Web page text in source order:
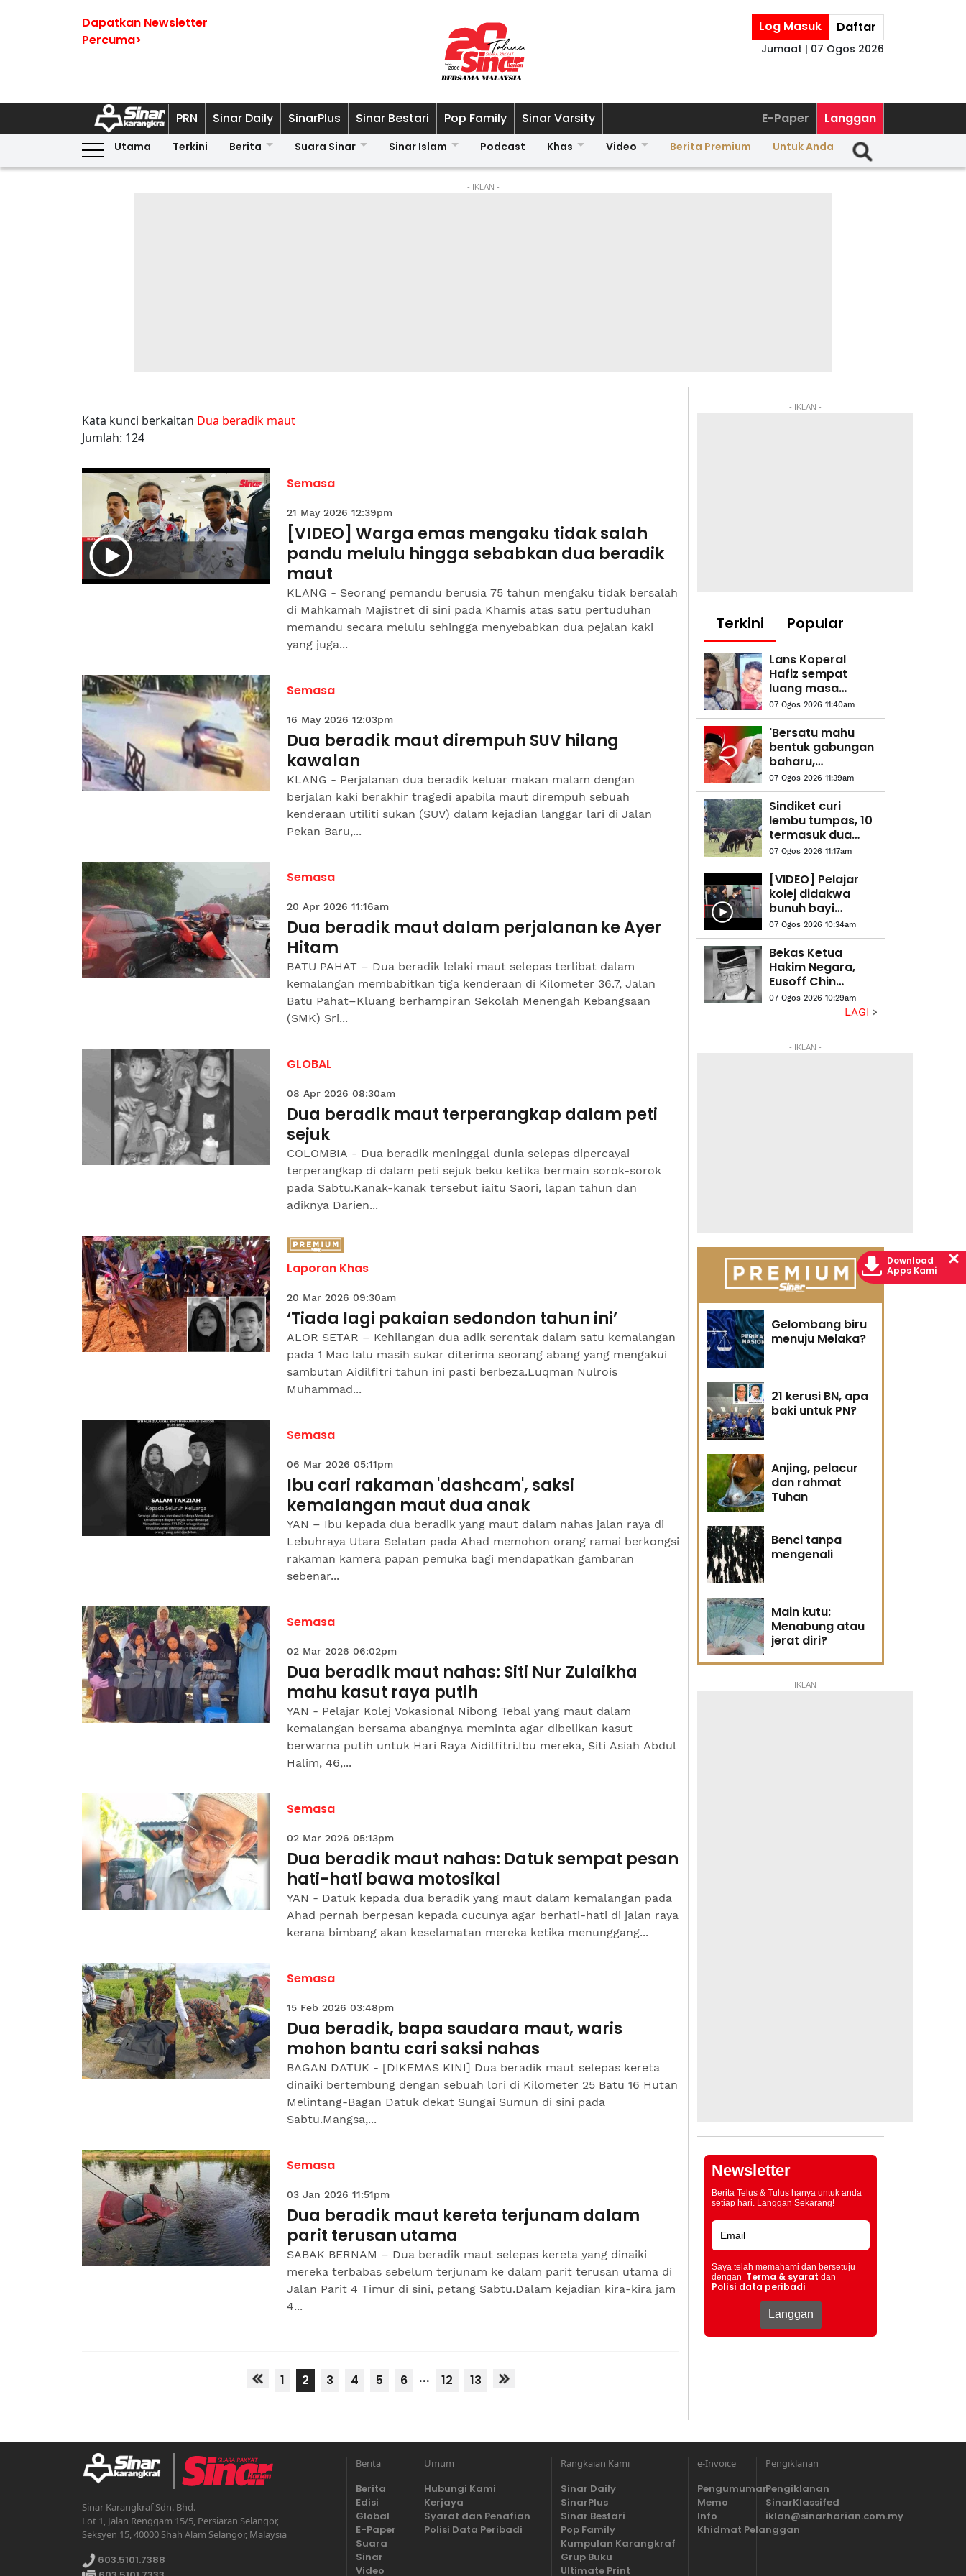
Dapatkan Newsletter
Percuma>
Log Masuk Daftar
Jumaat | 07 Ogos 2026
PRN Sinar Daily SinarPlus Sinar Bestari Pop Family Sinar Varsity E-Paper Langgan
Utama Terkini Berita Suara Sinar Sinar Islam Podcast Khas Video Berita Premium Untuk Anda
- IKLAN -
Kata kunci berkaitan Dua beradik maut
Jumlah: 124
Semasa
21 May 2026 12:39pm
[VIDEO] Warga emas mengaku tidak salah
pandu melulu hingga sebabkan dua beradik
maut
KLANG - Seorang pemandu berusia 75 tahun mengaku tidak bersalah
di Mahkamah Majistret di sini pada Khamis atas satu pertuduhan
memandu secara melulu sehingga menyebabkan dua pejalan kaki
yang juga...
Semasa
16 May 2026 12:03pm
Dua beradik maut dirempuh SUV hilang
kawalan
KLANG - Perjalanan dua beradik keluar makan malam dengan
berjalan kaki berakhir tragedi apabila maut dirempuh sebuah
kenderaan utiliti sukan (SUV) dalam kejadian langgar lari di Jalan
Pekan Baru,...
Semasa
20 Apr 2026 11:16am
Dua beradik maut dalam perjalanan ke Ayer
Hitam
BATU PAHAT – Dua beradik lelaki maut selepas terlibat dalam
kemalangan membabitkan tiga kenderaan di Kilometer 36.7, Jalan
Batu Pahat–Kluang berhampiran Sekolah Menengah Kebangsaan
(SMK) Sri...
GLOBAL
08 Apr 2026 08:30am
Dua beradik maut terperangkap dalam peti
sejuk
COLOMBIA - Dua beradik meninggal dunia selepas dipercayai
terperangkap di dalam peti sejuk beku ketika bermain sorok-sorok
pada Sabtu.Kanak-kanak tersebut iaitu Saori, lapan tahun dan
adiknya Darien...
Laporan Khas
20 Mar 2026 09:30am
‘Tiada lagi pakaian sedondon tahun ini’
ALOR SETAR – Kehilangan dua adik serentak dalam satu kemalangan
pada 1 Mac lalu masih sukar diterima seorang abang yang mengakui
sambutan Aidilfitri tahun ini pasti berbeza.Luqman Nulrois
Muhammad...
Semasa
06 Mar 2026 05:11pm
Ibu cari rakaman 'dashcam', saksi
kemalangan maut dua anak
YAN – Ibu kepada dua beradik yang maut dalam nahas jalan raya di
Lebuhraya Utara Selatan pada Ahad memohon orang ramai berkongsi
rakaman kamera papan pemuka bagi mendapatkan gambaran
sebenar...
Semasa
02 Mar 2026 06:02pm
Dua beradik maut nahas: Siti Nur Zulaikha
mahu kasut raya putih
YAN - Pelajar Kolej Vokasional Nibong Tebal yang maut dalam
kemalangan bersama abangnya meminta agar dibelikan kasut
berwarna putih untuk Hari Raya Aidilfitri.Ibu mereka, Siti Asiah Abdul
Halim, 46,...
Semasa
02 Mar 2026 05:13pm
Dua beradik maut nahas: Datuk sempat pesan
hati-hati bawa motosikal
YAN - Datuk kepada dua beradik yang maut dalam kemalangan pada
Ahad pernah berpesan kepada cucunya agar berhati-hati di jalan raya
kerana bimbang akan keselamatan mereka ketika menunggang...
Semasa
15 Feb 2026 03:48pm
Dua beradik, bapa saudara maut, waris
mohon bantu cari saksi nahas
BAGAN DATUK - [DIKEMAS KINI] Dua beradik maut selepas kereta
dinaiki bertembung dengan sebuah lori di Kilometer 25 Batu 16 Hutan
Melintang-Bagan Datuk dekat Sungai Sumun di sini pada
Sabtu.Mangsa,...
Semasa
03 Jan 2026 11:51pm
Dua beradik maut kereta terjunam dalam
parit terusan utama
SABAK BERNAM – Dua beradik maut selepas kereta yang dinaiki
mereka terbabas sebelum terjunam ke dalam parit terusan utama di
Jalan Parit 4 Timur di sini, petang Sabtu.Dalam kejadian kira-kira jam
4...
1 2 3 4 5 6 ... 12 13
- IKLAN -
Terkini Popular
Lans Koperal
Hafiz sempat
luang masa
bersama isteri,
anak sebelum
'pergi' selamanya
07 Ogos 2026 11:40am
'Bersatu mahu
bentuk gabungan
baharu,
automatik
terkeluar
daripada PN'-
Abdul Hadi
07 Ogos 2026 11:39am
Sindiket curi
lembu tumpas, 10
termasuk dua
wanita ada rekod
dadah, jenayah
ditahan
07 Ogos 2026 11:17am
[VIDEO] Pelajar
kolej didakwa
bunuh bayi
berdepan
hukuman mati,
teman lelaki
dibebaskan
07 Ogos 2026 10:34am
Bekas Ketua
Hakim Negara,
Eusoff Chin
meninggal dunia
07 Ogos 2026 10:29am
LAGI
- IKLAN -
Gelombang biru
menuju Melaka?
21 kerusi BN, apa
baki untuk PN?
Anjing, pelacur
dan rahmat
Tuhan
Benci tanpa
mengenali
Main kutu:
Menabung atau
jerat diri?
- IKLAN -
Newsletter
Berita Telus & Tulus hanya untuk anda
setiap hari. Langgan Sekarang!
Saya telah memahami dan bersetuju
dengan Terma & syarat dan
Polisi data peribadi
Sinar Karangkraf Sdn. Bhd.
Lot 1, Jalan Renggam 15/5, Persiaran Selangor,
Seksyen 15, 40000 Shah Alam Selangor, Malaysia
603.5101.7388
Berita
Berita
Edisi
Global
E-Paper
Suara
Sinar
Video
Umum
Hubungi Kami
Kerjaya
Syarat dan Penafian
Polisi Data Peribadi
Rangkaian Kami
Sinar Daily
SinarPlus
Sinar Bestari
Pop Family
Kumpulan Karangkraf
Grup Buku
Ultimate Print
e-Invoice
Pengumuman
Memo
Info
Khidmat Pelanggan
Pengiklanan
Pengiklanan
SinarKlassifed
iklan@sinarharian.com.my
Download
Apps Kami